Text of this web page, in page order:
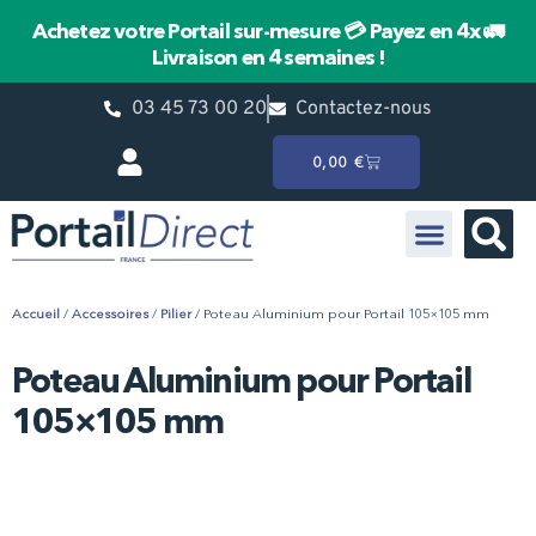
Achetez votre Portail sur-mesure💳 Payez en 4x🚛
Livraison en 4 semaines !
03 45 73 00 20 Contactez-nous
0,00 €
Accueil / Accessoires/ Pilier/ Poteau Aluminium pour Portail 105×105 mm
Poteau Aluminium pour Portail
105×105 mm